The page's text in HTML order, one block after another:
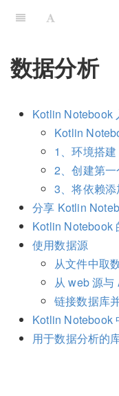
数据分析
Kotlin Notebook
Kotlin
1、环境搭建
2、创建第
3、将依赖
分享 Kotlin
Kotlin Notebook
使用数据源
从文件中取
从 web 源与
链接数据库
Kotlin Notebook
用于数据分析的